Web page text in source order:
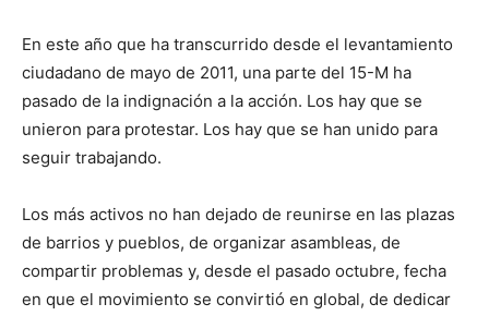
En este año que ha transcurrido desde el levantamiento
ciudadano de mayo de 2011, una parte del 15-M ha
pasado de la indignación a la acción. Los hay que se
unieron para protestar. Los hay que se han unido para
seguir trabajando.
Los más activos no han dejado de reunirse en las plazas
de barrios y pueblos, de organizar asambleas, de
compartir problemas y, desde el pasado octubre, fecha
en que el movimiento se convirtió en global, de dedicar